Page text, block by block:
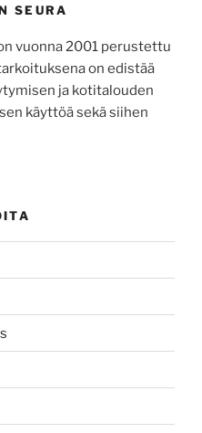
SEURA
vuonna 2001 perustettu
on edistää
ja kotitalouden
käyttöä sekä siihen